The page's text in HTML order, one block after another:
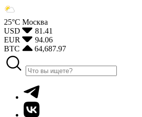
25°С Москва
USD
81.41
EUR
94.06
BTC
64,687.97